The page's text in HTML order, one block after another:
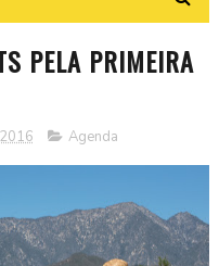
PELA PRIMEIRA
Agenda